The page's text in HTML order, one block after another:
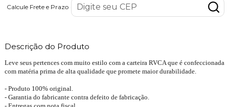
Calcule Frete e Prazo
Descrição do Produto
Leve seus pertences com muito estilo com a carteira RVCA que é confeccionada
com matéria prima de alta qualidade que promete maior durabilidade.
- Produto 100% original.
- Garantia do fabricante contra defeito de fabricação.